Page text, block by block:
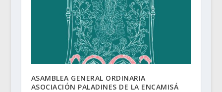
ASAMBLEA GENERAL ORDINARIA
ASOCIACIÓN PALADINES DE LA ENCAMISÁ